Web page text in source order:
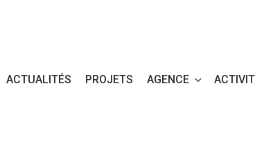
ACTUALITÉS PROJETS AGENCE